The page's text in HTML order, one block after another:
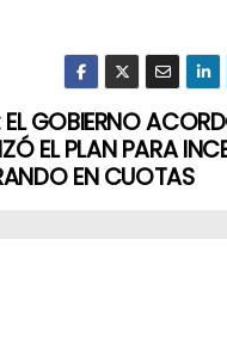
EL GOBIERNO
EL PLAN PARA
EN CUOTAS